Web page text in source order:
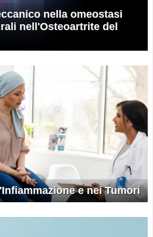
nella omeostasi
nell'Osteoartrite del
e nei Tumori